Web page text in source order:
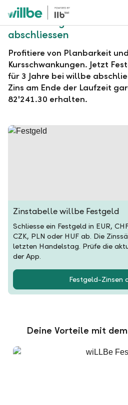
Alerts.Headline
willbe Festgeld zu EUR
abschliessen
Profitiere von Planbarkeit
Kursschwankungen. Jetzt
für 3 Jahre bei willbe
Zins am Ende der Laufzeit
82'241.30 erhalten.
Zinstabelle willbe Festgeld
Schliesse ein Festgeld in EUR,
CZK, PLN oder HUF ab. Die
letzten Handelstag. Prüfe die
der App.
Festgeld-Zinsen
Deine Vorteile mit